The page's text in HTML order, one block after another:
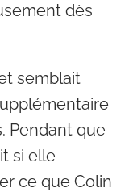
dès
semblait
Pendant que
si elle
ce que Colin